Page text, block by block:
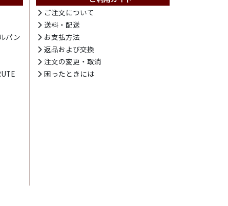
パン
ご注文について
送料・配送
お支払方法
返品および交換
注文の変更・取消
困ったときには